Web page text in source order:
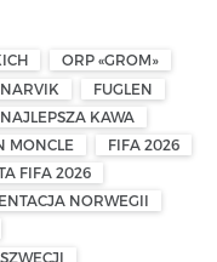
ORP «GROM»
FUGLEN
NAJLEPSZA KAWA
MONCLE
FIFA 2026
FIFA 2026
NORWEGII